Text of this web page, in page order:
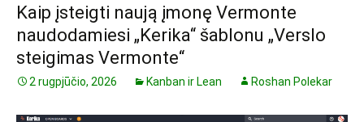
Kaip įsteigti naują įmonę Vermonte
naudodamiesi „Kerika“ šablonu „Verslo
steigimas Vermonte“
2 rugpjūčio, 2026 Kanban ir Lean Roshan Polekar